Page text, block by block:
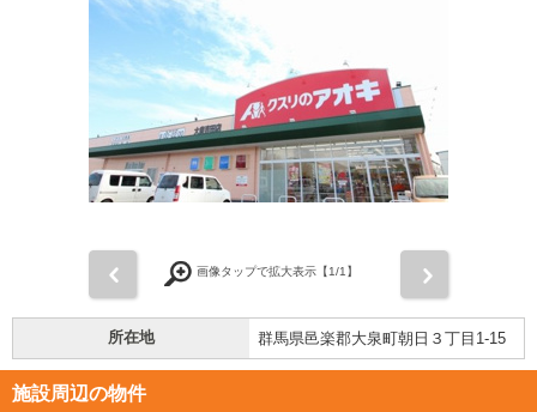
画像タップで拡大表示【1/1】
所在地 群馬県邑楽郡大泉町朝日３丁目1-15
施設周辺の物件